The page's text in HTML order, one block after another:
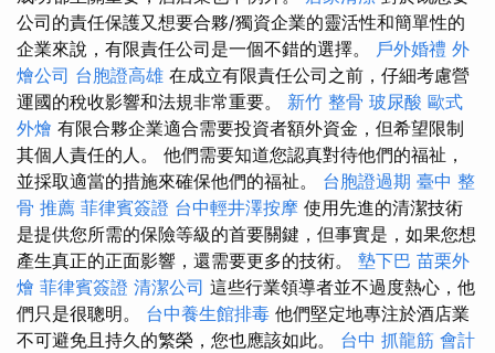
公司的責任保護又想要合夥/獨資企業的靈活性和簡單性的
企業來說，有限責任公司是一個不錯的選擇。 戶外婚禮 外
燴公司 台胞證高雄 在成立有限責任公司之前，仔細考慮營
運國的稅收影響和法規非常重要。 新竹 整骨 玻尿酸 歐式
外燴 有限合夥企業適合需要投資者額外資金，但希望限制
其個人責任的人。 他們需要知道您認真對待他們的福祉，
並採取適當的措施來確保他們的福祉。 台胞證過期 臺中 整
骨 推薦 菲律賓簽證 台中輕井澤按摩 使用先進的清潔技術
是提供您所需的保險等級的首要關鍵，但事實是，如果您想
產生真正的正面影響，還需要更多的技術。 墊下巴 苗栗外
燴 菲律賓簽證 清潔公司 這些行業領導者並不過度熱心，他
們只是很聰明。 台中養生館排毒 他們堅定地專注於酒店業
不可避免且持久的繁榮，您也應該如此。 台中 抓龍筋 會計